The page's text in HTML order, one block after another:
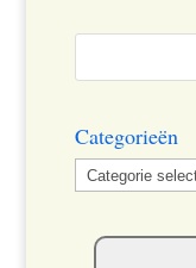
Categorieën
Categorieën